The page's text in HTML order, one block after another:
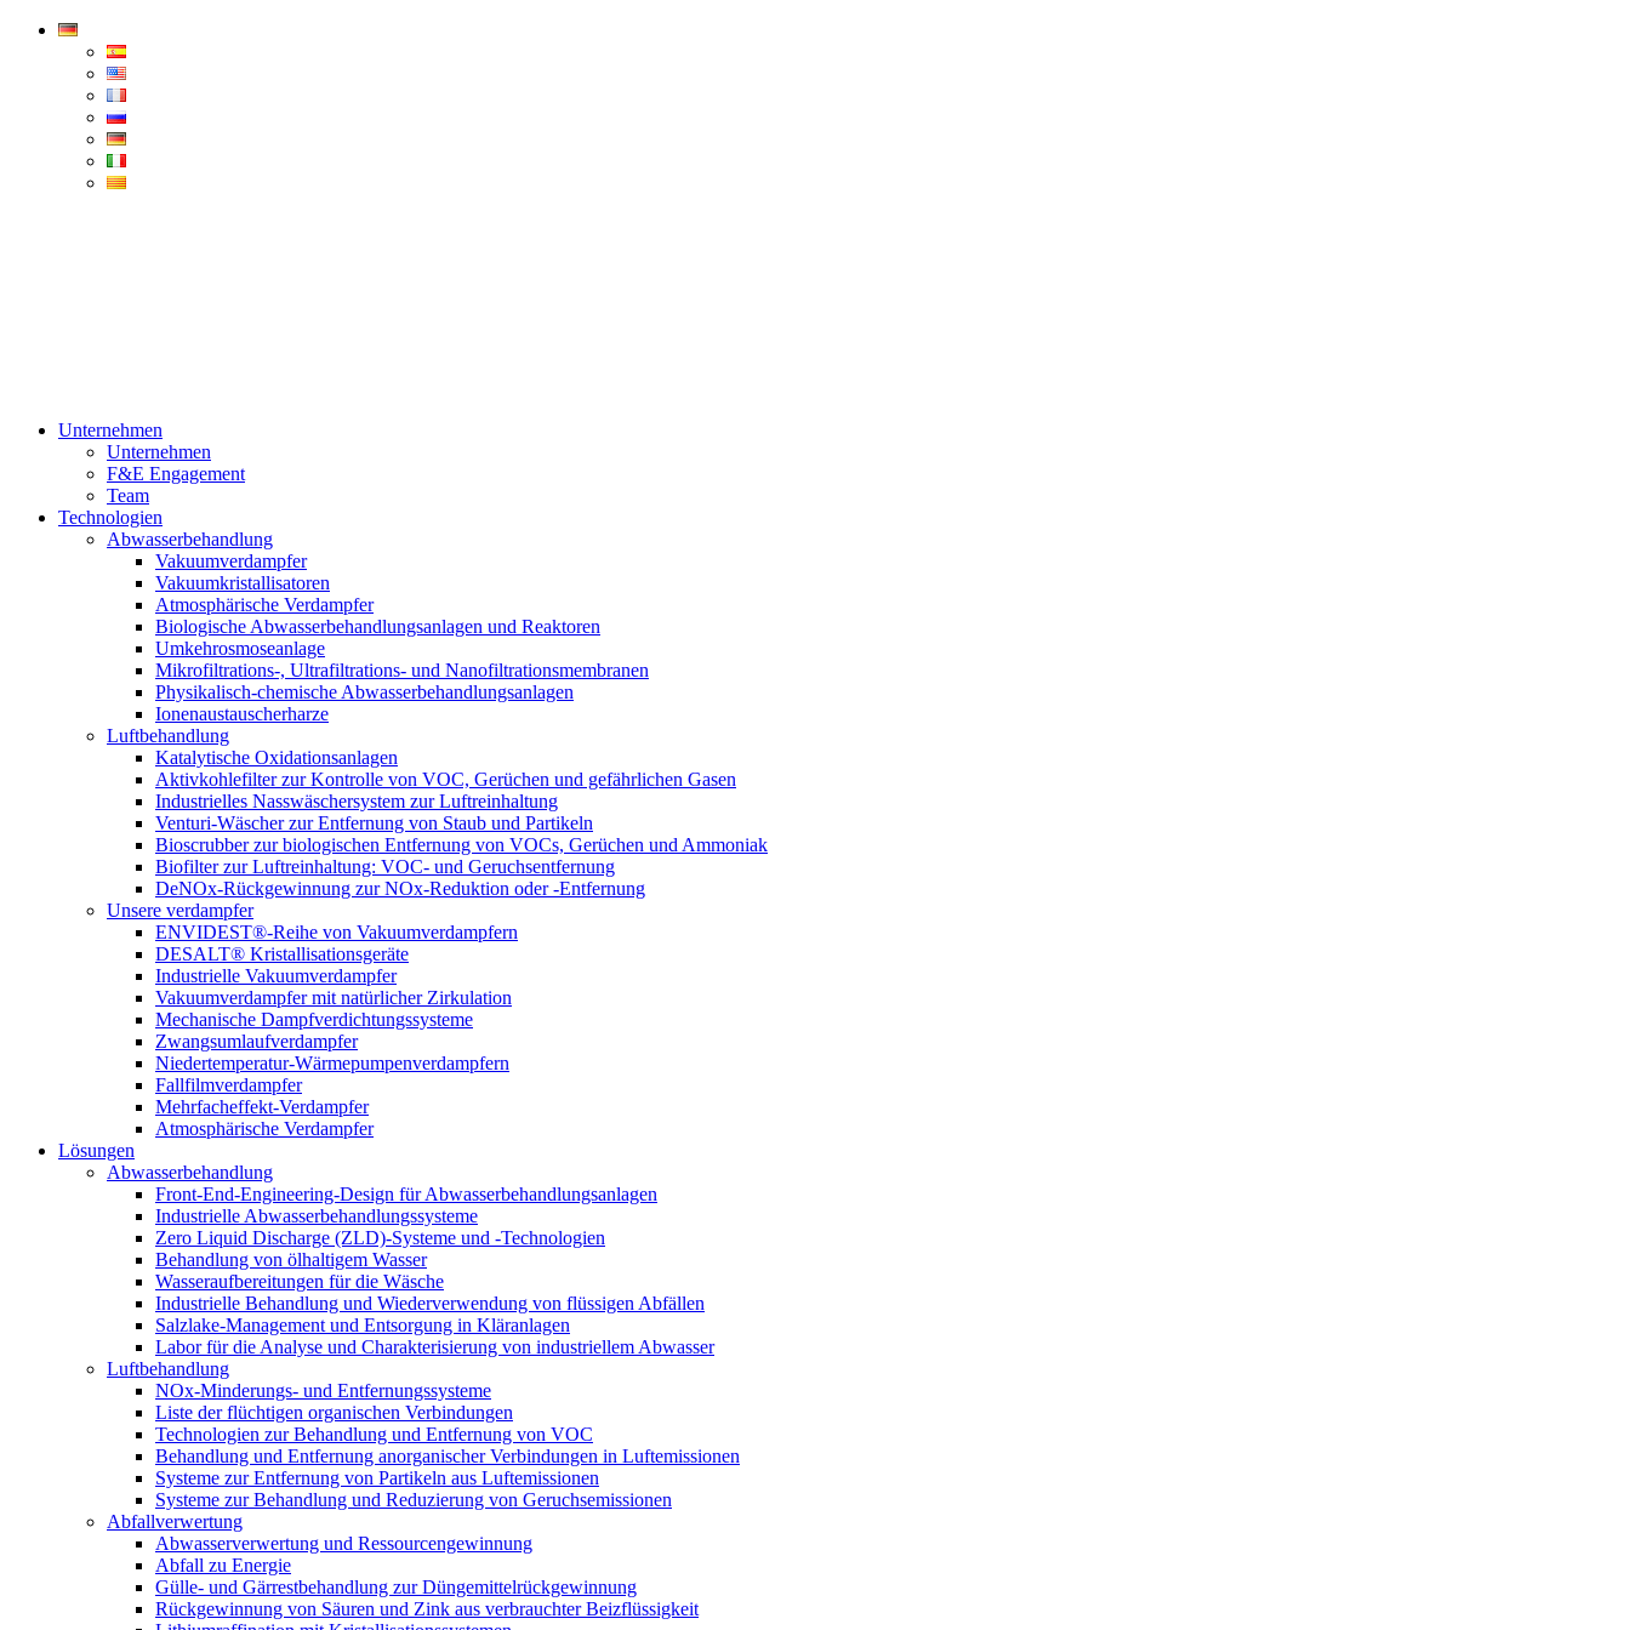
Condorchem
Unternehmen
Unternehmen
F&E Engagement
Team
Technologien
Abwasserbehandlung
Vakuumverdampfer
Vakuumkristallisatoren
Atmosphärische Verdampfer
Biologische Abwasserbehandlungsanlagen und Reaktoren
Umkehrosmoseanlage
Mikrofiltrations-, Ultrafiltrations- und Nanofiltrationsmembranen
Physikalisch-chemische Abwasserbehandlungsanlagen
Ionenaustauscherharze
Luftbehandlung
Katalytische Oxidationsanlagen
Aktivkohlefilter zur Kontrolle von VOC, Gerüchen und gefährlichen Gasen
Industrielles Nasswäschersystem zur Luftreinhaltung
Venturi-Wäscher zur Entfernung von Staub und Partikeln
Bioscrubber zur biologischen Entfernung von VOCs, Gerüchen und Ammoniak
Biofilter zur Luftreinhaltung: VOC- und Geruchsentfernung
DeNOx-Rückgewinnung zur NOx-Reduktion oder -Entfernung
Unsere verdampfer
ENVIDEST®-Reihe von Vakuumverdampfern
DESALT® Kristallisationsgeräte
Industrielle Vakuumverdampfer
Vakuumverdampfer mit natürlicher Zirkulation
Mechanische Dampfverdichtungssysteme
Zwangsumlaufverdampfer
Niedertemperatur-Wärmepumpenverdampfern
Fallfilmverdampfer
Mehrfacheffekt-Verdampfer
Atmosphärische Verdampfer
Lösungen
Abwasserbehandlung
Front-End-Engineering-Design für Abwasserbehandlungsanlagen
Industrielle Abwasserbehandlungssysteme
Zero Liquid Discharge (ZLD)-Systeme und -Technologien
Behandlung von ölhaltigem Wasser
Wasseraufbereitungen für die Wäsche
Industrielle Behandlung und Wiederverwendung von flüssigen Abfällen
Salzlake-Management und Entsorgung in Kläranlagen
Labor für die Analyse und Charakterisierung von industriellem Abwasser
Luftbehandlung
NOx-Minderungs- und Entfernungssysteme
Liste der flüchtigen organischen Verbindungen
Technologien zur Behandlung und Entfernung von VOC
Behandlung und Entfernung anorganischer Verbindungen in Luftemissionen
Systeme zur Entfernung von Partikeln aus Luftemissionen
Systeme zur Behandlung und Reduzierung von Geruchsemissionen
Abfallverwertung
Abwasserverwertung und Ressourcengewinnung
Abfall zu Energie
Gülle- und Gärrestbehandlung zur Düngemittelrückgewinnung
Rückgewinnung von Säuren und Zink aus verbrauchter Beizflüssigkeit